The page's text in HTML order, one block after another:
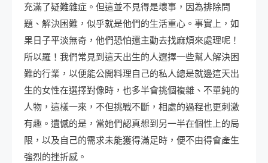
充滿了疑難雜症。但這並不見得是壞事，因為排除問
題、解決困難，似乎就是他們的生活重心。事實上，如
果日子平淡無奇，他們恐怕還主動去找麻煩來處理呢！
所以羅！我們常見到這天出生的人選擇一些幫人解決困
難的行業，以便能公開料理自己的私人總是就邊這天出
生的女性在選擇對像時，也多半會挑個複雜、不單純的
人物，這樣一來，不但挑戰不斷，相處的過程也更刺激
有趣。遺憾的是，當她們認真想到另一半在個性上的局
限，以及自己的需求未能獲得滿足時，便不由得會產生
強烈的挫折感。